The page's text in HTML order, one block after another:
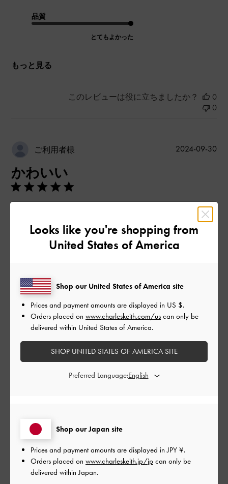
品質
とてもよかった
もっと見る
このレビューは役に立ちましたか？
0
0
ご利用者様
かわいい
サイズ: その他（シューズ以外） |カラー: ブラック系
デザイン
品質
とてもよかった
もっと見る
公
2024-09-30
このレビューは役に立ちましたか？
ご利用者様
高級感があるけど普段使いもで
きそう
Looks like you're shopping from
United States of America
Shop our Japan site
Prices and payment amounts are displayed inJPY ¥.
Orders placed on www.charleskeith.jp/jp can only be
delivered within Japan.
Shop our United States of America site
Prices and payment amounts are displayed in US $.
Orders placed on www.charleskeith.com/us can only be
delivered within United States of America.
SHOP UNITED STATES OF AMERICA SITE
Preferred Language: